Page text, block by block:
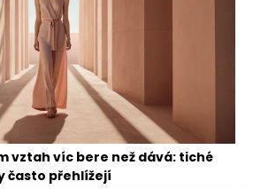
vztah víc bere než dává: tiché
často přehlížejí